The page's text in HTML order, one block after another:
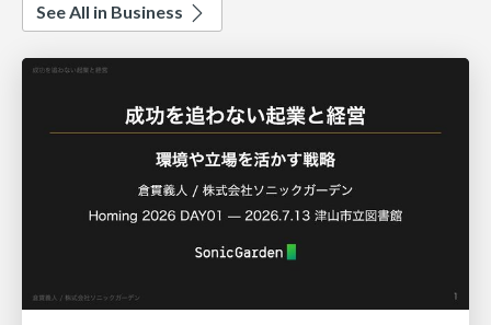
See All in Business